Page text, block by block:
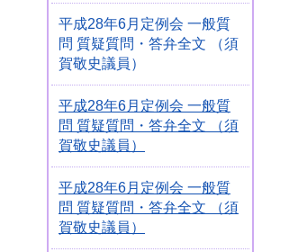
平成28年6月定例会 一般質
問 質疑質問・答弁全文 （須
賀敬史議員）
平成28年6月定例会 一般質
問 質疑質問・答弁全文 （須
賀敬史議員）
平成28年6月定例会 一般質
問 質疑質問・答弁全文 （須
賀敬史議員）